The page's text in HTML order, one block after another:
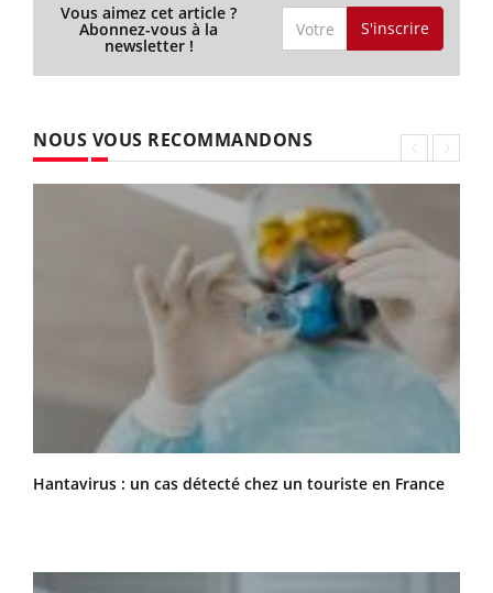
Vous aimez cet article ?
Abonnez-vous à la
newsletter !
S'inscrire
NOUS VOUS RECOMMANDONS
Hantavirus : un cas détecté chez un touriste en France